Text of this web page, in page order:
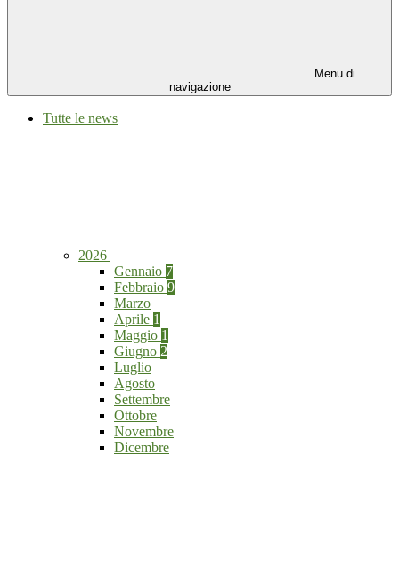
Menu di
navigazione
Tutte le news
2026
Gennaio 7
Febbraio 9
Marzo
Aprile 1
Maggio 1
Giugno 2
Luglio
Agosto
Settembre
Ottobre
Novembre
Dicembre